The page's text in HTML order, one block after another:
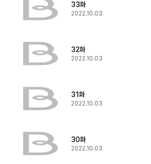
33화
2022.10.03
32화
2022.10.03
31화
2022.10.03
30화
2022.10.03